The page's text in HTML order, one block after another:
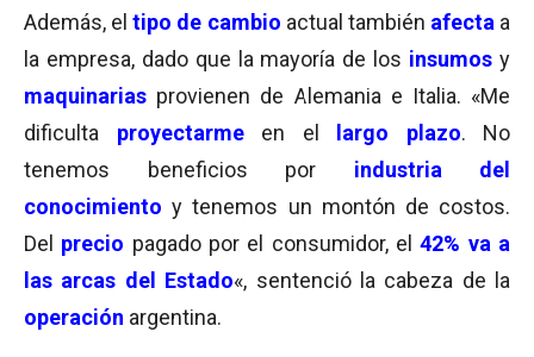
Además, el tipo de cambio actual también afecta a
la empresa, dado que la mayoría de los insumos y
maquinarias provienen de Alemania e Italia. «Me
dificulta proyectarmeen el largo plazo. No
tenemos beneficios por industria del
conocimiento y tenemos un montón de costos.
Del precio pagado por el consumidor, el42% va a
las arcas del Estado«, sentenció la cabeza de la
operación argentina.